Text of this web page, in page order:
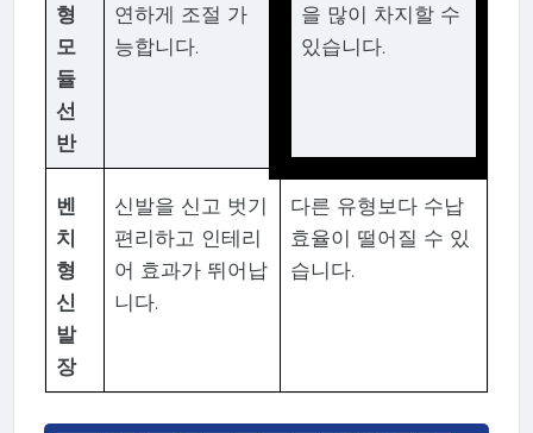
형
모
듈
선
반
연하게 조절 가
능합니다.
을 많이 차지할 수
있습니다.
벤
치
형
신
발
장
신발을 신고 벗기
편리하고 인테리
어 효과가 뛰어납
니다.
다른 유형보다 수납
효율이 떨어질 수 있
습니다.